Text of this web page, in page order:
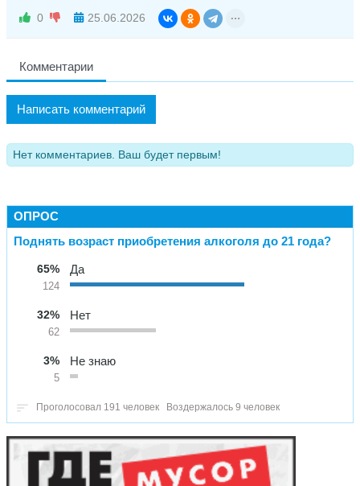
0 25.06.2026
Комментарии
Написать комментарий
Нет комментариев. Ваш будет первым!
ОПРОС
Поднять возраст приобретения алкоголя до 21 года?
65%
124
Да
32%
62
Нет
3%
5
Не знаю
Проголосовал 191 человек Воздержалось 9 человек